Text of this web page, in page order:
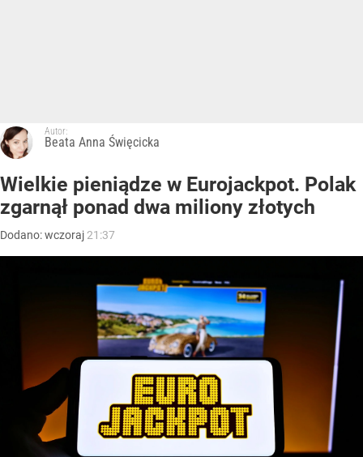
Autor:
Beata Anna Święcicka
Wielkie pieniądze w Eurojackpot. Polak
zgarnął ponad dwa miliony złotych
Dodano:wczoraj 21:37